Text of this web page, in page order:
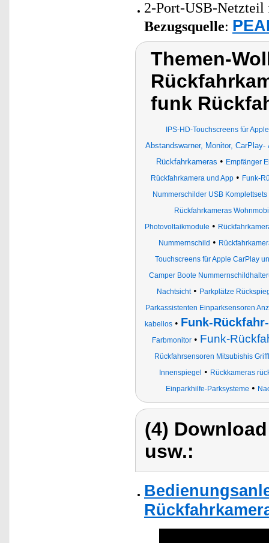
2-Port-USB-Netzteil
Bezugsquelle:
Themen-
funk
IPS-HD-Touchscreens für
Abstandswarner, Monitor,
Rückfahrkameras • Empfänger
Rückfahrkamera und App • Funk-
Nummerschilder USB
Rückfahrkameras
Photovoltaikmodule •
Nummernschild •
Touchscreens für Apple CarPlay
Camper Boote
Nachtsicht• Parkplätze
Parkassistenten Einparksensoren
kabellos• Funk-
Farbmonitor • Funk-
Rückfahrsensoren Mitsubishis
Innenspiegel
• Rückkameras
Einparkhilfe-Parksysteme •
(4)
usw.: